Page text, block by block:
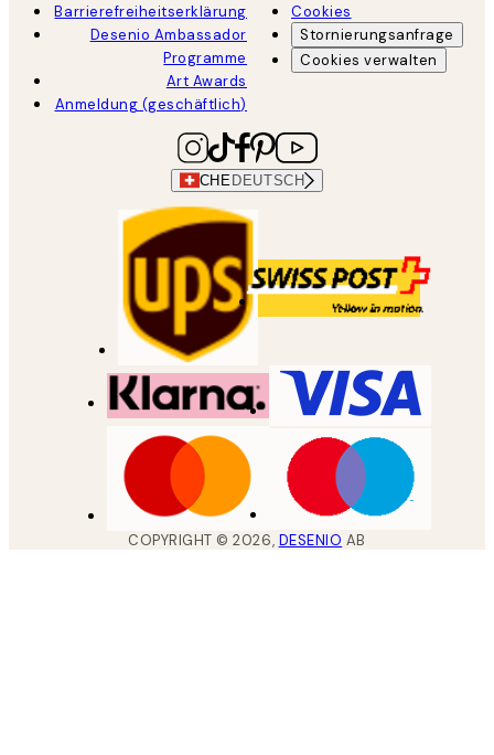
Barrierefreiheitserklärung
Desenio Ambassador
Programme
Art Awards
Anmeldung (geschäftlich)
Cookies
Stornierungsanfrage
Cookies verwalten
CHE DEUTSCH
COPYRIGHT ©2026, DESENIO AB